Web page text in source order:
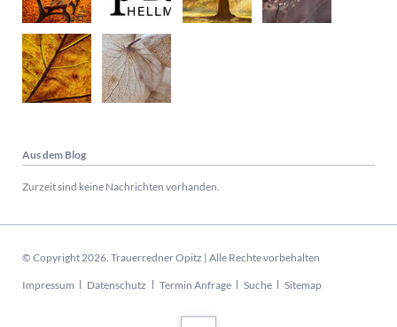
Aus dem Blog
Zurzeit sind keine Nachrichten vorhanden.
© Copyright 2026. Trauerredner Opitz | Alle Rechte vorbehalten
Navigation
Impressum Datenschutz Termin Anfrage Suche Sitemap